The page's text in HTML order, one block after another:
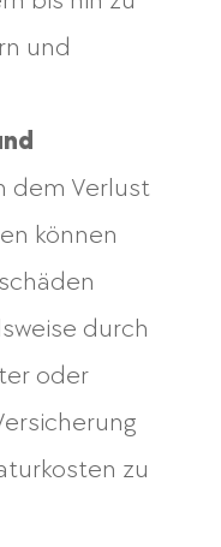
und
dem Verlust
können
durch
oder
zu